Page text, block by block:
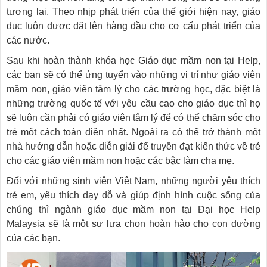
tương lai. Theo nhịp phát triển của thế giới hiện nay, giáo
dục luôn được đặt lên hàng đầu cho cơ cấu phát triển của
các nước.
Sau khi hoàn thành khóa học Giáo dục mầm non tại Help,
các bạn sẽ có thể ứng tuyển vào những vị trí như giáo viên
mầm non, giáo viên tâm lý cho các trường học, đặc biệt là
những trường quốc tế với yêu cầu cao cho giáo dục thì họ
sẽ luôn cần phải có giáo viên tâm lý để có thể chăm sóc cho
trẻ một cách toàn diện nhất. Ngoài ra có thể trở thành một
nhà hướng dẫn hoặc diễn giải để truyền đạt kiến thức về trẻ
cho các giáo viên mầm non hoặc các bậc làm cha mẹ.
Đối với những sinh viên Việt Nam, những người yêu thích
trẻ em, yêu thích dạy dỗ và giúp định hình cuộc sống của
chúng thì ngành giáo dục mầm non tại Đại học Help
Malaysia sẽ là một sự lựa chọn hoàn hảo cho con đường
của các bạn.